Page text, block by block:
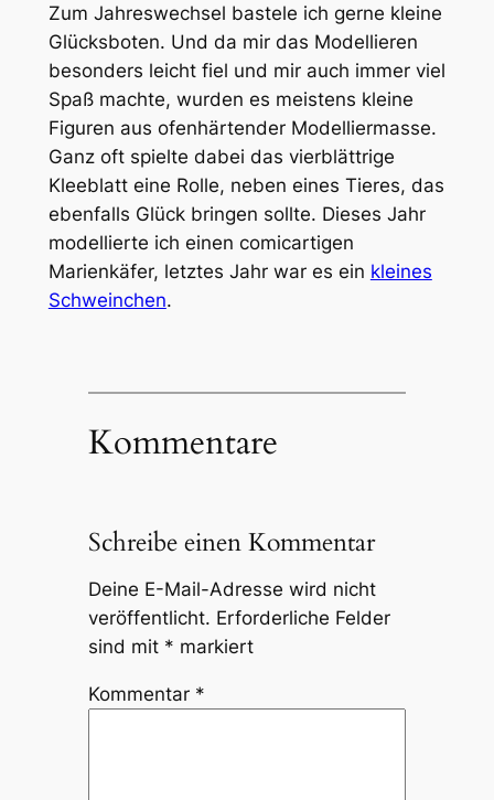
Zum Jahreswechsel bastele ich gerne kleine
Glücksboten. Und da mir das Modellieren
besonders leicht fiel und mir auch immer viel
Spaß machte, wurden es meistens kleine
Figuren aus ofenhärtender Modelliermasse.
Ganz oft spielte dabei das vierblättrige
Kleeblatt eine Rolle, neben eines Tieres, das
ebenfalls Glück bringen sollte. Dieses Jahr
modellierte ich einen comicartigen
Marienkäfer, letztes Jahr war es ein kleines
Schweinchen.
Kommentare
Schreibe einen Kommentar
Deine E-Mail-Adresse wird nicht
veröffentlicht. Erforderliche Felder
sind mit * markiert
Kommentar *